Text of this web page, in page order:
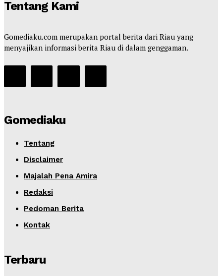
Tentang Kami
Gomediaku.com merupakan portal berita dari Riau yang
menyajikan informasi berita Riau di dalam genggaman.
Gomediaku
Tentang
Disclaimer
Majalah Pena Amira
Redaksi
Pedoman Berita
Kontak
Terbaru